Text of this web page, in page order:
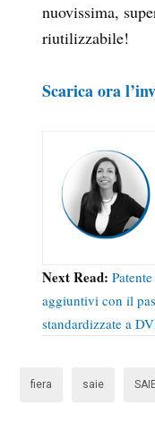
nuovissima,
riutilizzabile!
Scarica ora
Next Read:
aggiuntivi con il
standardizzate a
fiera saie